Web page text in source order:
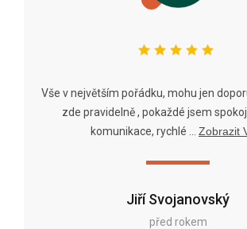
Jiří Svojanovský
před rokem
Vše v největším pořádku, mohu jen
zde pravidelně , pokaždé jsem
komunikace, rychlé ...
Zobrazit